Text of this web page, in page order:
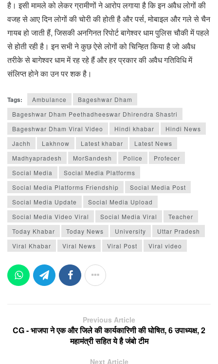
है। इसी मामले को लेकर ग्रामीणों ने आरोप लगाया है कि इन अवैध लोगों की
वजह से आए दिन लोगों की चोरी की होती है और पर्स, मोबाइल और गले से चैन
गायब हो जाती हैं, जिसकी अनगिनत रिपोर्ट बागेश्वर धाम पुलिस चौकी में पहले
से होती रही है। इन सभी ने कुछ ऐसे लोगों को चिन्हित किया है जो अवैध
तरीके से बागेश्वर धाम में रह रहे हैं और हर प्रकार की अवैध गतिविधि में
संलिप्त होने का उन पर शक है।
Tags: Ambulance
Bageshwar Dham
Bageshwar Dham Peethadheeswar Dhirendra Shastri
Bageshwar Dham Viral Video
Hindi khabar
Hindi News
Jachh
Lakhnow Latest khabar
Latest News
Madhyapradesh
MorSandesh Police
Profecer
Social Media
Social Media Platforms
Social Media Platforms Friendship
Social Media Post
Social Media Update
Social Media Upload
Social Media Video Viral
Social Media Viral
Teacher
Today Khabar
Today News University
Uttar Pradesh
Viral Khabar
Viral News Viral Post Viral video
Previous Article
CG - भाजपा ने एक और जिले की कार्यकारिणी की घोषित, 6 उपाध्यक्ष, 2
महामंत्री सहित ये है जंबो टीम
Next Article